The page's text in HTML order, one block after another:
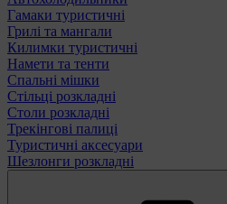
Гамаки туристичні
Грилі та мангали
Килимки туристичні
Намети та тенти
Спальні мішки
Стільці розкладні
Столи розкладні
Трекінгові палиці
Туристичні аксесуари
Шезлонги розкладні